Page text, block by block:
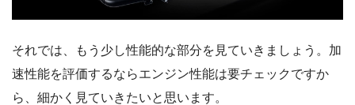
それでは、もう少し性能的な部分を見ていきましょう。加
速性能を評価するならエンジン性能は要チェックですか
ら、細かく見ていきたいと思います。